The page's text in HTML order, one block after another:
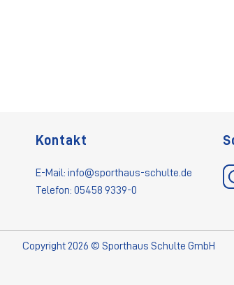
Kontakt
E-Mail: info@sporthaus-schulte.de
Telefon: 05458 9339-0
Copyright 2026 © Sporthaus Schulte GmbH